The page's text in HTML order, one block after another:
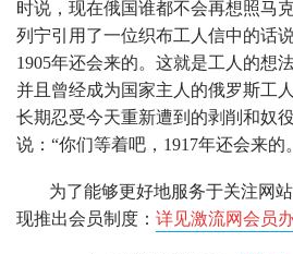
时说，现在俄国谁都不会再想照马
列宁引用了一位织布工人信中的话
1905年还会来的。这就是工人的想
并且曾经成为国家主人的俄罗斯工
长期忍受今天重新遭到的剥削和奴
说：“你们等着吧，1917年还会来的
为了能够更好地服务于关注网
现推出会员制度： 详见激流网会员